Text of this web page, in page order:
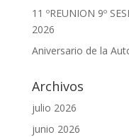
11 ºREUNION 9º
2026
Aniversario de la
Archivos
julio 2026
junio 2026